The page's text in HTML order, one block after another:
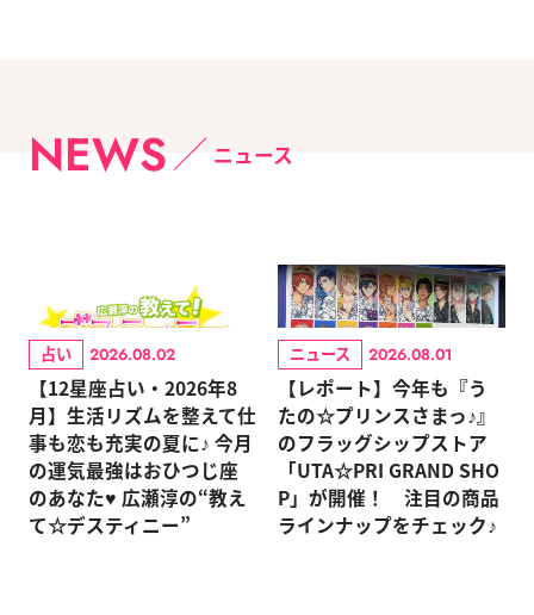
NEWS ニュース
占い 2026.08.02
【12星座占い・2026年8
月】生活リズムを整えて仕
事も恋も充実の夏に♪ 今月
の運気最強はおひつじ座
のあなた♥ 広瀬淳の“教え
て☆デスティニー”
ニュース 2026.08.01
【レポート】今年も『う
たの☆プリンスさまっ♪』
のフラッグシップストア
「UTA☆PRI GRAND SHO
P」が開催！ 注目の商品
ラインナップをチェック♪